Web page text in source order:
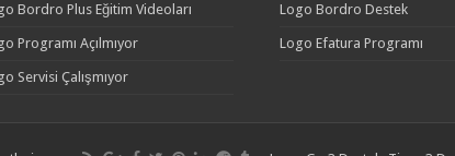
Bordro Plus Eğitim Videoları
Programı Açılmıyor
Servisi Çalışmıyor
Logo Bordro Destek
Logo Efatura Programı